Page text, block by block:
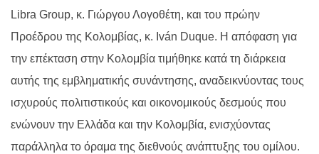
Libra Group, κ. Γιώργου Λογοθέτη, και του πρώην
Προέδρου της Κολομβίας, κ. Iván Duque. Η απόφαση για
την επέκταση στην Κολομβία τιμήθηκε κατά τη διάρκεια
αυτής της εμβληματικής συνάντησης, αναδεικνύοντας τους
ισχυρούς πολιτιστικούς και οικονομικούς δεσμούς που
ενώνουν την Ελλάδα και την Κολομβία, ενισχύοντας
παράλληλα το όραμα της διεθνούς ανάπτυξης του ομίλου.